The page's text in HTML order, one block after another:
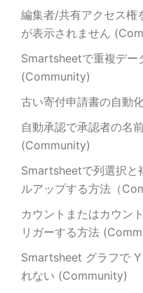
編集者/共有アクセス権
が表示されません
Smartsheetで重複デー
(Community)
古い寄付申請書の自動
自動承認で承認者の名
(Community)
Smartsheetで列選択と
ルアップする方法（
カウントまたはカウン
リガーする方法
Smartsheet グラフで
れない (Community)